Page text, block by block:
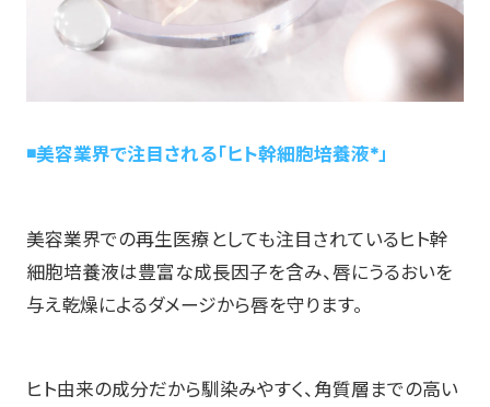
◾️美容業界で注目される「ヒト幹細胞培養液*」
美容業界での再生医療としても注目されているヒト幹
細胞培養液は豊富な成長因子を含み、唇にうるおいを
与え乾燥によるダメージから唇を守ります。
ヒト由来の成分だから馴染みやすく、角質層までの高い